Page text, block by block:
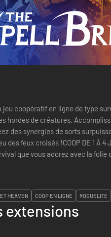
jeu coopératif en ligne de type
hordes de créatures.
des synergies de sorts
des feux croisés !COOP DE 1 À
que vous adorez avec la
HEAVEN COOP EN LIGNE ROGUELITE
extensions